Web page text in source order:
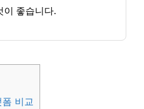
이 좋습니다.
비교